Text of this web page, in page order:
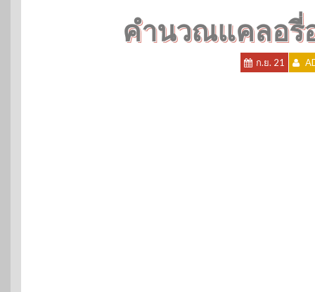
คำนวณแคลอรี่
ก.ย. 21